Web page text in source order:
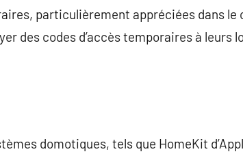
particulièrement appréciées dans le
des codes d’accès temporaires à
domotiques, tels que HomeKit